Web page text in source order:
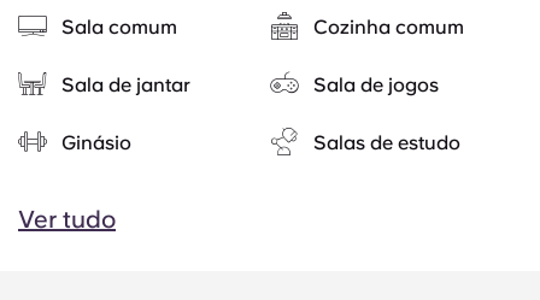
Sala comum Cozinha comum
Sala de jantar Sala de jogos
Ginásio Salas de estudo
Ver tudo